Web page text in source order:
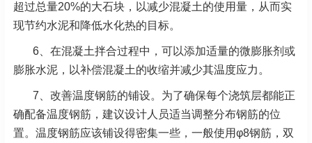
超过总量20%的大石块，以减少混凝土的使用量，从而实
现节约水泥和降低水化热的目标。
6、在混凝土拌合过程中，可以添加适量的微膨胀剂或
膨胀水泥，以补偿混凝土的收缩并减少其温度应力。
7、改善温度钢筋的铺设。为了确保每个浇筑层都能正
确配备温度钢筋，建议设计人员适当调整分布钢筋的位
置。温度钢筋应该铺设得密集一些，一般使用φ8钢筋，双